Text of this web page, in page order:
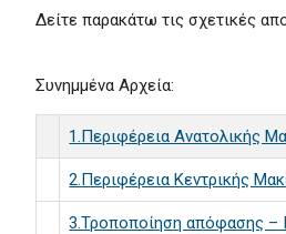
Δείτε παρακάτω τις σχετικές
Συνημμένα Αρχεία:
1.Περιφέρεια Ανατολικής
2.Περιφέρεια Κεντρικής
3.Τροποποίηση απόφασης –